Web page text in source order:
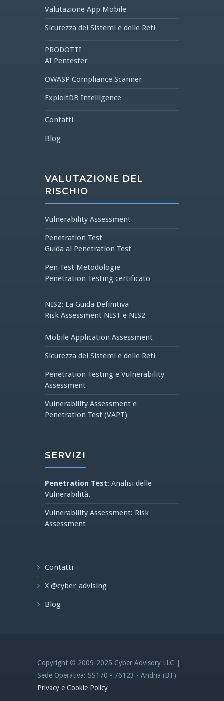
Valutazione App Mobile
Sicurezza dei Sistemi e delle Reti
PRODOTTI
AI Pentester
OWASP Compliance Scanner
ExploitDB Intelligence
Contatti
Blog
VALUTAZIONE DEL
RISCHIO
Vulnerability Assessment
Penetration Test
Guida al Penetration Test
Pen Test Metodologie
Penetration Testing certificato
NIS2: La Guida Definitiva
Risk Assessment NIST e NIS2
Mobile Application Assessment
Sicurezza dei Sistemi e delle Reti
Penetration Testing e Vulnerability
Assessment
Vulnerability Assessment e
Penetration Test (VAPT)
SERVIZI
Penetration Test: Analisi delle
Vulnerabilità.
Vulnerability Assessment: Risk
Assessment
Contatti
X @cyber_advising
Blog
Copyright © 2009-2025 Cyber Advisory LLC |
Sede Operativa: SS170 - 76123 - Andria (BT)
Privacy e Cookie Policy